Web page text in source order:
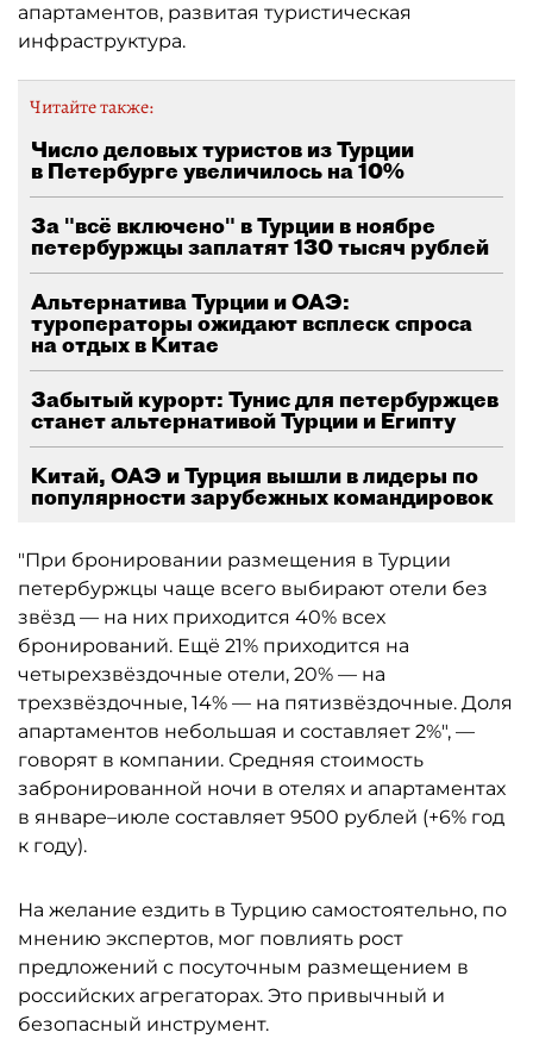
апартаментов, развитая туристическая
инфраструктура.
Читайте также:
Число деловых туристов из Турции
в Петербурге увеличилось на 10%
За "всё включено" в Турции в ноябре
петербуржцы заплатят 130 тысяч рублей
Альтернатива Турции и ОАЭ:
туроператоры ожидают всплеск спроса
на отдых в Китае
Забытый курорт: Тунис для петербуржцев
станет альтернативой Турции и Египту
Китай, ОАЭ и Турция вышли в лидеры по
популярности зарубежных командировок
"При бронировании размещения в Турции
петербуржцы чаще всего выбирают отели без
звёзд — на них приходится 40% всех
бронирований. Ещё 21% приходится на
четырехзвёздочные отели, 20% — на
трехзвёздочные, 14% — на пятизвёздочные. Доля
апартаментов небольшая и составляет 2%", —
говорят в компании. Средняя стоимость
забронированной ночи в отелях и апартаментах
в январе–июле составляет 9500 рублей (+6% год
к году).
На желание ездить в Турцию самостоятельно, по
мнению экспертов, мог повлиять рост
предложений с посуточным размещением в
российских агрегаторах. Это привычный и
безопасный инструмент.